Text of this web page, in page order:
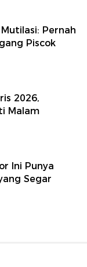
Pernah
Piscok
2026,
Malam
Ini Punya
Segar